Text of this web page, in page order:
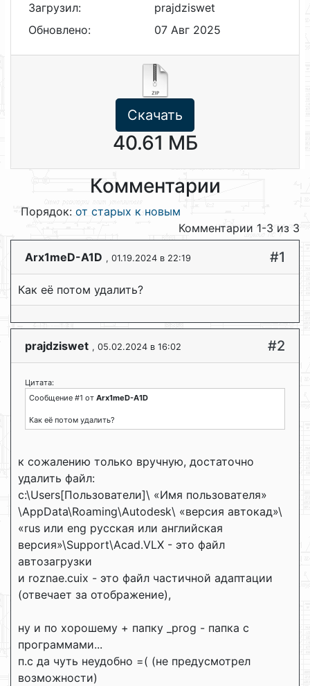
Загрузил:
prajdziswet
Обновлено:
07 Авг 2025
Скачать
40.61 МБ
Комментарии
Порядок: от старых к новым
Комментарии 1-3 из 3
Arx1meD-A1D , 01.19.2024 в 22:19 #1
Как её потом удалить?
prajdziswet , 05.02.2024 в 16:02 #2
Цитата:
Сообщение #1 от Arx1meD-A1D
Как её потом удалить?
к сожалению только вручную, достаточно
удалить файл:
c:\Users[Пользователи]\ «Имя пользователя»
\AppData\Roaming\Autodesk\ «версия автокад»\
«rus или eng русская или английская
версия»\Support\Acad.VLX - это файл
автозагрузки
и roznae.cuix - это файл частичной адаптации
(отвечает за отображение),
ну и по хорошему + папку _prog - папка с
программами...
п.с да чуть неудобно =( (не предусмотрел
возможности)